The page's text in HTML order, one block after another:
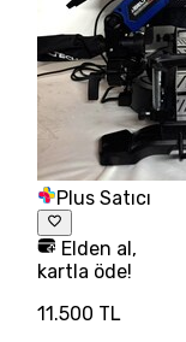
Plus Satıcı
Elden al,
kartla öde!
11.500 TL